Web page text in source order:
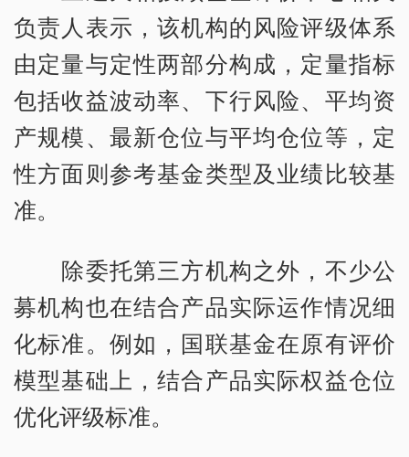
负责人表示，该机构的风险评级体系
由定量与定性两部分构成，定量指标
包括收益波动率、下行风险、平均资
产规模、最新仓位与平均仓位等，定
性方面则参考基金类型及业绩比较基
准。
除委托第三方机构之外，不少公
募机构也在结合产品实际运作情况细
化标准。例如，国联基金在原有评价
模型基础上，结合产品实际权益仓位
优化评级标准。